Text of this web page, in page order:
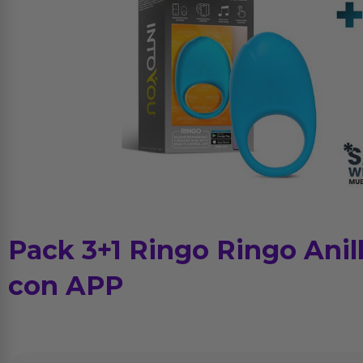
Pack 3+1 Ringo Ringo
con APP